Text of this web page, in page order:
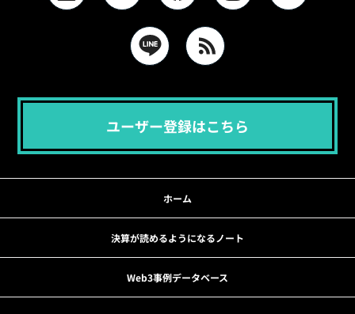
ユーザー登録はこちら
ホーム
決算が読めるようになるノート
Web3事例データベース